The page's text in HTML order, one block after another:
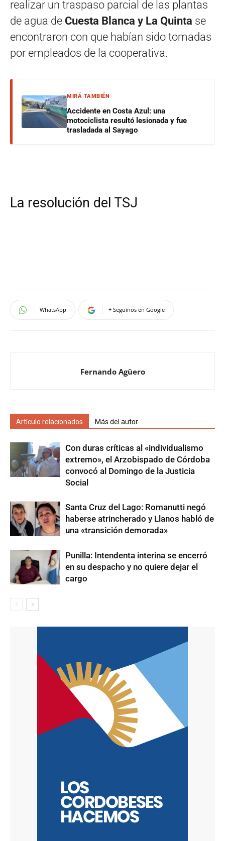
realizar un traspaso parcial de las plantas
de agua de Cuesta Blanca y La Quinta se
encontraron con que habían sido tomadas
por empleados de la cooperativa.
MIRÁ TAMBIÉN
Accidente en Costa Azul: una
motociclista resultó lesionada y fue
trasladada al Sayago
La resolución del TSJ
WhatsApp + Seguinos en Google
Fernando Agüero
Artículo relacionados Más del autor
Con duras críticas al «individualismo
extremo», el Arzobispado de Córdoba
convocó al Domingo de la Justicia
Social
Santa Cruz del Lago: Romanutti negó
haberse atrincherado y Llanos habló de
una «transición demorada»
Punilla: Intendenta interina se encerró
en su despacho y no quiere dejar el
cargo